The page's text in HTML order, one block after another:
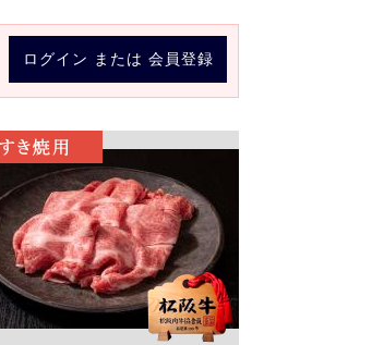
ログイン または 会員登録